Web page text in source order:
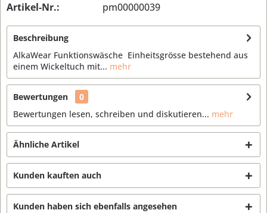
Artikel-Nr.: pm00000039
Beschreibung
AlkaWear Funktionswäsche Einheitsgrösse bestehend aus
einem Wickeltuch mit... mehr
Bewertungen
0
Bewertungen lesen, schreiben und diskutieren... mehr
Ähnliche Artikel
Kunden kauften auch
Kunden haben sich ebenfalls angesehen